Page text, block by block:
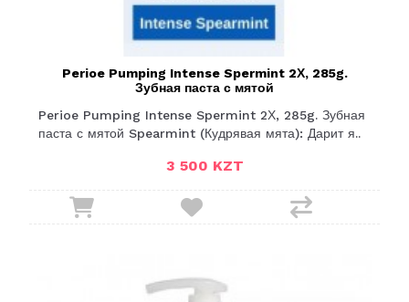
Perioe Pumping Intense Spermint 2Х, 285g.
Зубная паста с мятой
Perioe Pumping Intense Spermint 2Х, 285g. Зубная
паста с мятой Spearmint (Кудрявая мята): Дарит я..
3 500 KZT